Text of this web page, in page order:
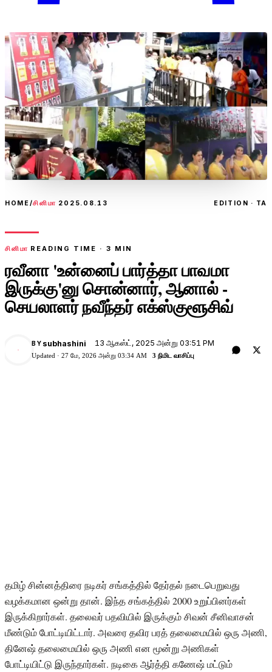
HOME/சினிமா 2025.08.13 EDITION · TA
சினிமா READING TIME · 3 MIN
ரவீனா 'உன்னைப் பார்த்தா பாவமா
இருக்கு'னு சொன்னார், ஆனால் -
செயலாளர் நவீந்தர் எக்ஸ்குளூசிவ்
BY subhashini 13 ஆகஸ்ட், 2025 அன்று 03:51 PM
Updated · 27 மே, 2026 அன்று 03:34 AM 3 நிமிட வாசிப்பு
தமிழ் சின்னத்திரை நடிகர் சங்கத்தில் தேர்தல் நடைபெறுவது
வழக்கமான ஒன்று தான். இந்த சங்கத்தில் 2000 உறுப்பினர்கள்
இருக்கிறார்கள். தலைவர் பதவியில் இருக்கும் சிவன் சீனிவாசன்
மீண்டும் போட்டியிட்டார். அவரை தவிர பரத் தலைமையில் ஒரு அணி,
தினேஷ் தலைமையில் ஒரு அணி என மூன்று அணிகள்
போட்டியிட்டு இருந்தார்கள். நடிகை ஆர்த்தி கணேஷ் மட்டும்